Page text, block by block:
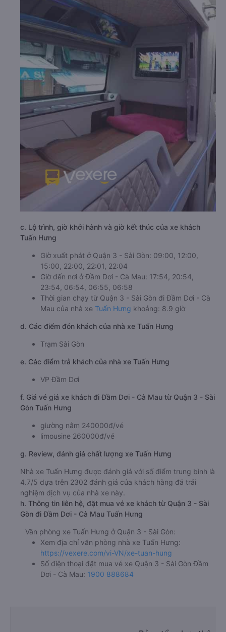
c. Lộ trình, giờ khởi hành và giờ kết thúc của xe khách
Tuấn Hưng
Giờ xuất phát ở Quận 3 - Sài Gòn: 09:00, 12:00,
15:00, 22:00, 22:01, 22:04
Giờ đến nơi ở Đầm Dơi - Cà Mau: 17:54, 20:54,
23:54, 06:54, 06:55, 06:58
Thời gian chạy từ Quận 3 - Sài Gòn đi Đầm Dơi - Cà
Mau của nhà xe Tuấn Hưng khoảng: 8.9 giờ
d. Các điểm đón khách của nhà xe Tuấn Hưng
Trạm Sài Gòn
e. Các điểm trả khách của nhà xe Tuấn Hưng
VP Đầm Dơi
f. Giá vé giá xe khách đi Đầm Dơi - Cà Mau từ Quận 3 - Sài
Gòn Tuấn Hưng
giường nằm 240000đ/vé
limousine 260000đ/vé
g. Review, đánh giá chất lượng xe Tuấn Hưng
Nhà xe Tuấn Hưng được đánh giá với số điểm trung bình là
4.7/5 dựa trên 2302 đánh giá của khách hàng đã trải
nghiệm dịch vụ của nhà xe này.
h. Thông tin liên hệ, đặt mua vé xe khách từ Quận 3 - Sài
Gòn đi Đầm Dơi - Cà Mau Tuấn Hưng
Văn phòng xe Tuấn Hưng ở Quận 3 - Sài Gòn:
Xem địa chỉ văn phòng nhà xe Tuấn Hưng:
https://vexere.com/vi-VN/xe-tuan-hung
Số điện thoại đặt mua vé xe Quận 3 - Sài Gòn Đầm
Dơi - Cà Mau: 1900 888684